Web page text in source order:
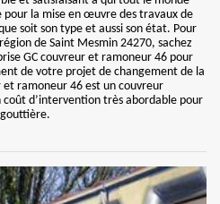
la mise en œuvre des travaux de
soit son type et aussi son état. Pour
de Saint Mesmin 24270, sachez
GC couvreur et ramoneur 46 pour
de votre projet de changement de la
ramoneur 46 est un couvreur
d’intervention très abordable pour